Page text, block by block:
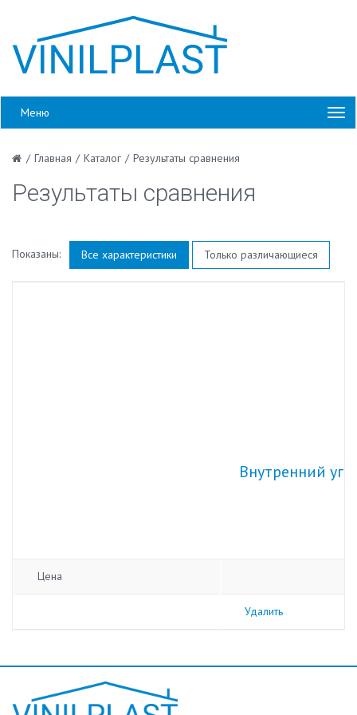
Меню
/ Главная / Каталог / Результаты сравнения
Результаты сравнения
Показаны: Все характеристики Только различающиеся
Внутренний
Цена
Удалить